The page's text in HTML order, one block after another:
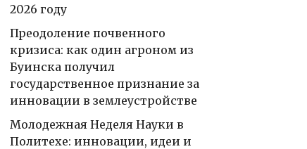
2026 году
Преодоление почвенного
кризиса: как один агроном из
Буинска получил
государственное признание за
инновации в землеустройстве
Молодежная Неделя Науки в
Политехе: инновации, идеи и